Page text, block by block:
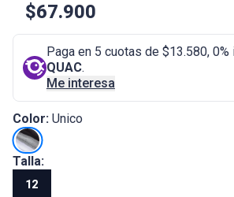
$67.900
Paga en 5 cuotas de $13.580,
QUAC.
Me interesa
Color: Unico
Talla:
12